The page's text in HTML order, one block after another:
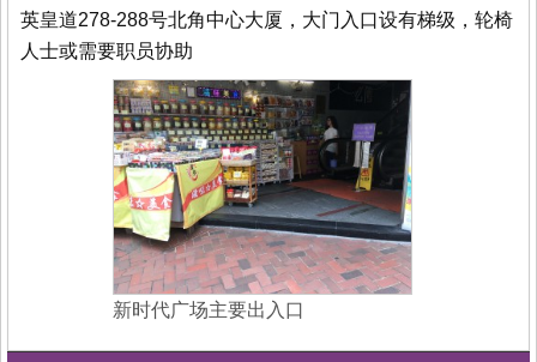
英皇道278-288号北角中心大厦，大门入口设有梯级，轮椅
人士或需要职员协助
新时代广场主要出入口